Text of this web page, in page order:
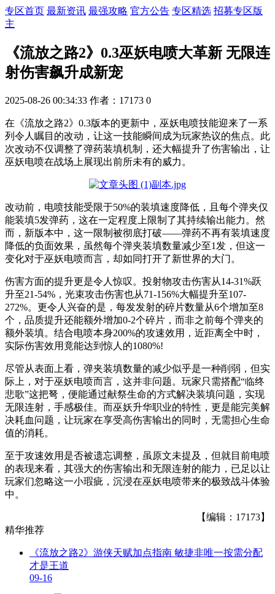
专区首页 最新资讯 最强攻略 官方公告 专区精选 招募专区版
主
《流放之路2》0.3巫妖电喷大革新 无限连
射伤害飙升成新宠
2025-08-26 00:34:33 作者：17173 0
在《流放之路2》0.3版本的更新中，巫妖电喷技能迎来了一系
列令人瞩目的改动，让这一技能瞬间成为玩家热议的焦点。此
次改动不仅调整了弹药装填机制，还大幅提升了伤害输出，让
巫妖电喷在战场上展现出前所未有的威力。
改动前，电喷技能受限于50%的装填速度降低，且每个弹夹仅
能装填5发弹药，这在一定程度上限制了其持续输出能力。然
而，新版本中，这一限制被彻底打破——弹药不再有装填速度
降低的负面效果，虽然每个弹夹装填数量减少至1发，但这一
变化对于巫妖电喷而言，却如同打开了新世界的大门。
伤害方面的提升更是令人惊叹。投射物攻击伤害从14-31%跃
升至21-54%，光束攻击伤害也从71-156%大幅提升至107-
272%。更令人兴奋的是，每发发射的碎片数量从6个增加至8
个，品质提升还能额外增加0-2个碎片，而非之前每个弹夹的
额外装填。结合电喷本身200%的攻速效用，近距离全中时，
实际伤害效用竟能达到惊人的1080%!
尽管从表面上看，弹夹装填数量的减少似乎是一种削弱，但实
际上，对于巫妖电喷而言，这并非问题。玩家只需搭配“临终
悲歌”这把弩，便能通过献祭生命的方式解决装填问题，实现
无限连射，手感极佳。而巫妖升华职业的特性，更是能完美解
决耗血问题，让玩家在享受高伤害输出的同时，无需担心生命
值的消耗。
至于攻速效用是否被遗忘调整，虽原文未提及，但就目前电喷
的表现来看，其强大的伤害输出和无限连射的能力，已足以让
玩家们忽略这一小瑕疵，沉浸在巫妖电喷带来的极致战斗体验
中。
【编辑：17173】
精华推荐
《流放之路2》游侠天赋加点指南 敏捷非唯一按需分配
才是王道
09-16